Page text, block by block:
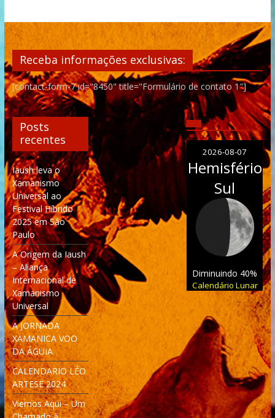
Receba informações exclusivas:
[contact-form-7 id="8450" title="Formulário de contato 1"]
Posts
recentes
Iaush leva o
Xamanismo
Universal ao
Festival Híbrido
2025 em São
Paulo
A Origem da Iaush
– Aliança
Internacional de
Xamanismo
Universal
A JORNADA
XAMANICA VOO
DA ÁGUIA
CALENDARIO LÉO
ARTESE 2024
Viemos Aqui – Um
2026-08-07
Hemisfério
Sul
Diminuindo 40%
Calendário Lunar